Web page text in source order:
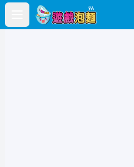
Open main menu